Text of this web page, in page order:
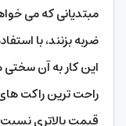
مبتدیانی که می
ضربه بزنند، با
راحت ترین راکت
قیمت بالاتری نسبت